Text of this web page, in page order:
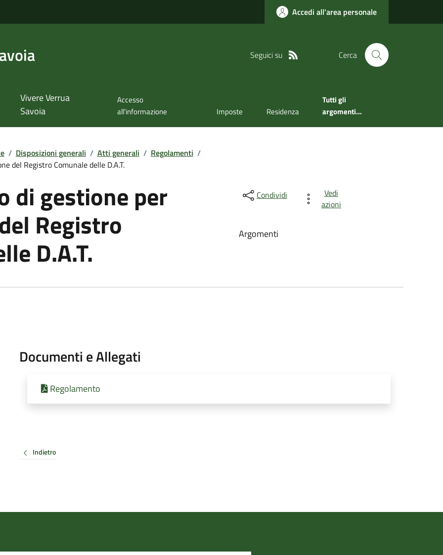
Accedi all'area personale
Seguici su Cerca
Vivere Verrua
Savoia
Accesso
all'informazione
Imposte Residenza
Tutti gli
argomenti...
/ Disposizioni generali / Atti generali / Regolamenti /
del Registro Comunale delle D.A.T.
di gestione per
Registro
D.A.T.
Condividi
Vedi
azioni
Argomenti
Documenti e Allegati
Regolamento
Indietro